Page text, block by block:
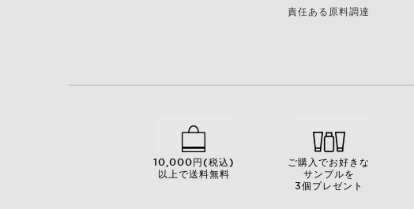
責任ある原料調達
10,000円(税込)
以上で送料無料
ご購入でお好きな
サンプルを
3個プレゼント